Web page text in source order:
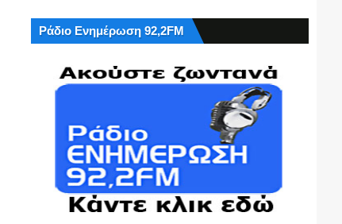
Ράδιο Ενημέρωση 92,2FM